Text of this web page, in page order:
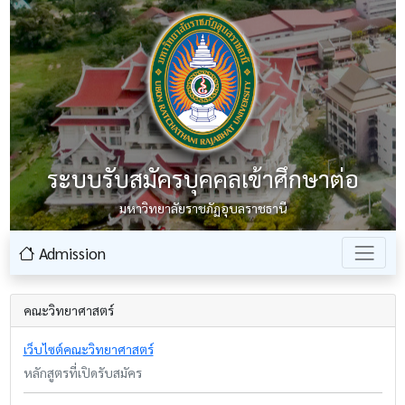
ระบบรับสมัครบุคคลเข้าศึกษาต่อ
มหาวิทยาลัยราชภัฏอุบลราชธานี
Admission
คณะวิทยาศาสตร์
เว็บไซต์คณะวิทยาศาสตร์
หลักสูตรที่เปิดรับสมัคร